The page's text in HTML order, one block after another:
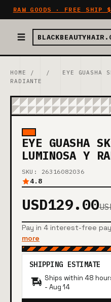
RAW GOODS · FREE SHIP
HOME / /
EYE GUASHA
RADIANTE
EYE GUASHA
LUMINOSA Y
SKU: 26316082036
4.8
USD129.00
Pay in 4 interest-free
more
SHIPPING ESTIMATE
Ships within 48
- Aug 14